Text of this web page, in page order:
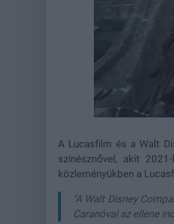
Unmute
A Lucasfilm és a Walt
színésznővel, akit
közleményükben a
"A Walt Disney
Caranóval az ellene